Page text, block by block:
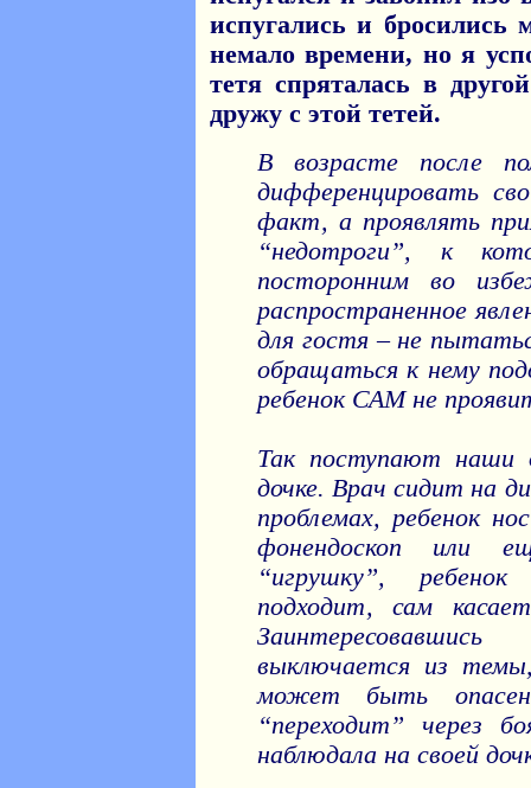
испугались и бросились
немало времени, но я
тетя спряталась в
дружу с этой тетей.
В возрасте после
дифференцировать
факт, а проявлять
“недотроги”, к
посторонним во
распространенное
для гостя – не
обращаться к нему
ребенок САМ не
Так поступают наши
дочке. Врач сидит на
проблемах, ребенок
фонендоскоп или
“игрушку”,
подходит, сам
выключается из
может быть
“переходит” через
наблюдала на своей